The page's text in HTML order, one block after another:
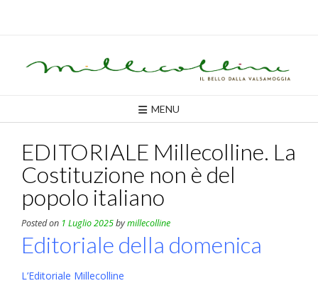
MENU
EDITORIALE Millecolline. La
Costituzione non è del
popolo italiano
Posted on 1 Luglio 2025bymillecolline
Editoriale della domenica
L’Editoriale Millecolline